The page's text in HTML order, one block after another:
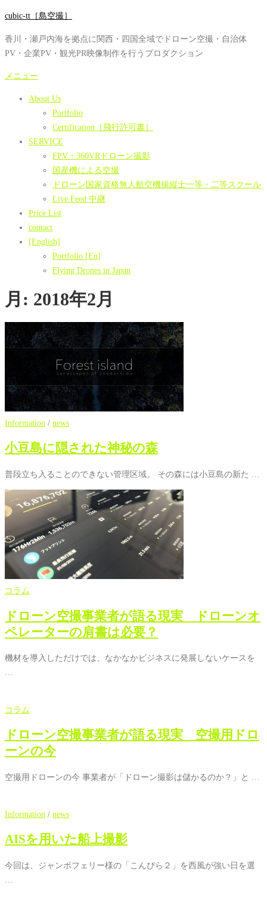
コ
テ
ン
ツ
cubic-tt［島空撮］
香川・瀬戸内海を拠点に関西・四国全域でドローン空撮・自治体
PV・企業PV・観光PR映像制作を行うプロダクション
メニュー
About Us
Portfolio
Certification［飛行許可書］
SERVICE
FPV・360VRドローン撮影
国産機による空撮
ドローン国家資格無人航空機操縦士一等・二等スクール
Live Feed 中継
Price List
contact
[English]
Portfolio [En]
Flying Drones in Japan
月: 2018年2月
Information / news
小豆島に隠された神秘の森
普段立ち入ることのできない管理区域。 その森には小豆島の新た …
コラム
ドローン空撮事業者が語る現実 ドローンオ
ペレーターの肩書は必要？
機材を導入しただけでは、なかなかビジネスに発展しないケースを
…
コラム
ドローン空撮事業者が語る現実 空撮用ドロ
ーンの今
空撮用ドローンの今 事業者が「ドローン撮影は儲かるのか？」と …
Information / news
AISを用いた船上撮影
今回は、ジャンボフェリー様の「こんぴら２」を西風が強い日を選